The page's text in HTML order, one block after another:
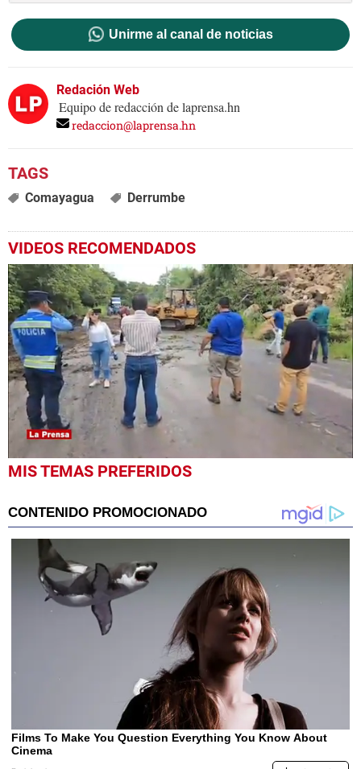
Unirme al canal de noticias
Redación Web
Equipo de redacción de laprensa.hn
redaccion@laprensa.hn
Comayagua Derrumbe
VIDEOS RECOMENDADOS
0
seconds
seconds
MIS TEMAS PREFERIDOS